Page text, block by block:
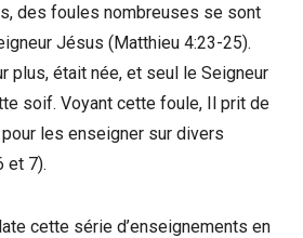
des foules nombreuses se sont
Jésus (Matthieu 4:23-25).
plus, était née, et seul le Seigneur
soif. Voyant cette foule, Il prit de
pour les enseigner sur divers
et 7).
cette série d’enseignements en